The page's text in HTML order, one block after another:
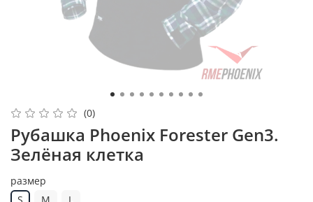
(0)
Рубашка Phoenix Forester Gen3.
Зелёная клетка
размер
S
M L